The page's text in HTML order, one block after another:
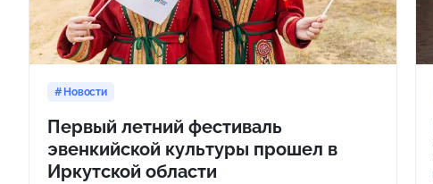
Новости
Первый летний фестиваль
эвенкийской культуры прошел в
Иркутской области